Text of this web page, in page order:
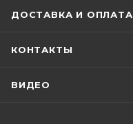
ДОСТАВКА И ОПЛАТА
КОНТАКТЫ
ВИДЕО